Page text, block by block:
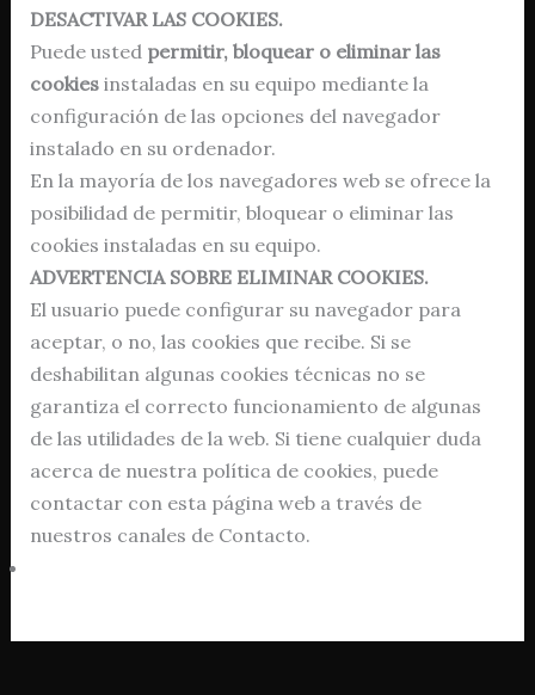
DESACTIVAR LAS COOKIES.
Puede ustedpermitir, bloquear o eliminar las
cookies instaladas en su equipo mediante la
configuración de las opciones del navegador
instalado en su ordenador.
En la mayoría de los navegadores web se ofrece la
posibilidad de permitir, bloquear o eliminar las
cookies instaladas en su equipo.
ADVERTENCIA SOBRE ELIMINAR COOKIES.
El usuario puede configurar su navegador para
aceptar, o no, las cookies que recibe. Si se
deshabilitan algunas cookies técnicas no se
garantiza el correcto funcionamiento de algunas
de las utilidades de la web. Si tiene cualquier duda
acerca de nuestra política de cookies, puede
contactar con esta página web a través de
nuestros canales de Contacto.